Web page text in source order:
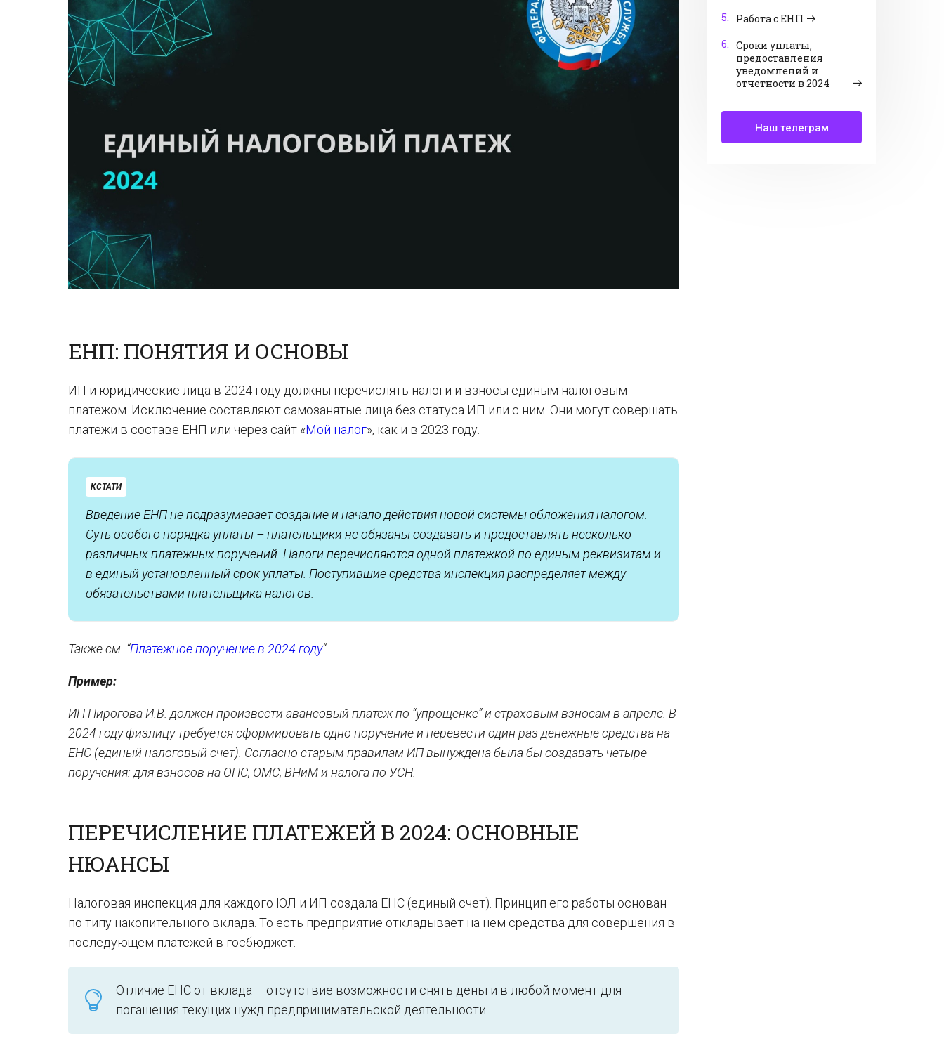
5.
Работа с ЕНП
6. Сроки уплаты,
предоставления
уведомлений и
отчетности в 2024
Наш телеграм
ЕНП: ПОНЯТИЯ И ОСНОВЫ
ИП и юридические лица в 2024 году должны перечислять налоги и взносы единым налоговым
платежом. Исключение составляют самозанятые лица без статуса ИП или с ним. Они могут совершать
платежи в составе ЕНП или через сайт «Мой налог», как и в 2023 году.
КСТАТИ
Введение ЕНП не подразумевает создание и начало действия новой системы обложения налогом.
Суть особого порядка уплаты – плательщики не обязаны создавать и предоставлять несколько
различных платежных поручений. Налоги перечисляются одной платежкой по единым реквизитам и
в единый установленный срок уплаты. Поступившие средства инспекция распределяет между
обязательствами плательщика налогов.
Также см. “Платежное поручение в 2024 году“.
Пример:
ИП Пирогова И.В. должен произвести авансовый платеж по “упрощенке” и страховым взносам в апреле. В
2024 году физлицу требуется сформировать одно поручение и перевести один раз денежные средства на
ЕНС (единый налоговый счет). Согласно старым правилам ИП вынуждена была бы создавать четыре
поручения: для взносов на ОПС, ОМС, ВНиМ и налога по УСН.
ПЕРЕЧИСЛЕНИЕ ПЛАТЕЖЕЙ В 2024: ОСНОВНЫЕ
НЮАНСЫ
Налоговая инспекция для каждого ЮЛ и ИП создала ЕНС (единый счет). Принцип его работы основан
по типу накопительного вклада. То есть предприятие откладывает на нем средства для совершения в
последующем платежей в госбюджет.
Отличие ЕНС от вклада – отсутствие возможности снять деньги в любой момент для
погашения текущих нужд предпринимательской деятельности.